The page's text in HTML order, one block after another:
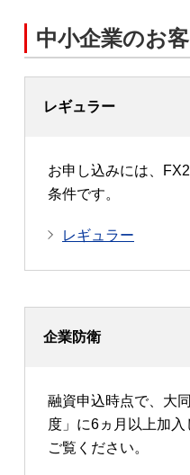
中小企業のお
レギュラー
お申し込みには、
条件です。
レギュラー
企業防衛
融資申込時点で、大
度」に6ヵ月以上加
ご覧ください。